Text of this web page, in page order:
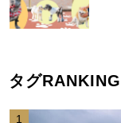
タグRANKING
1